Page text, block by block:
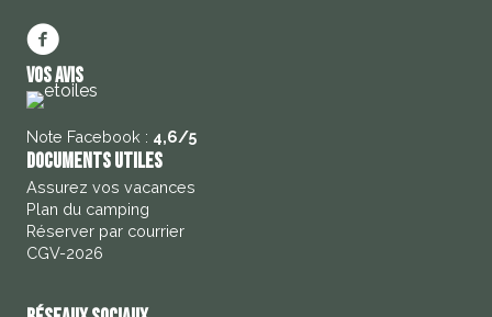
Vos avis
Note Facebook : 4,6/5
Documents utiles
Assurez vos vacances
Plan du camping
Réserver par courrier
CGV-2026